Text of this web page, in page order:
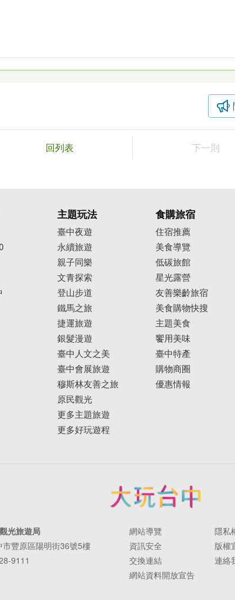
回列表 下一則
主題玩法
臺中夜遊
永續旅遊
親子同樂
文青探索
登山步道
鐵馬之旅
捷運旅遊
銀髮漫遊
臺中人文之美
臺中會展旅遊
穆斯林友善之旅
原民觀光
更多主題旅遊
更多好玩遊程
食購旅宿
住宿推薦
美食導覽
低碳旅館
星光露營
友善樂齡旅宿
美食購物快搜
主題美食
饗用美味
臺中特產
購物商圈
優惠情報
光旅遊局
豐原區陽明街36號5樓
9111
網站導覽
隱私
資訊安全
版權
交換連結
連絡
網站資料開放宣告